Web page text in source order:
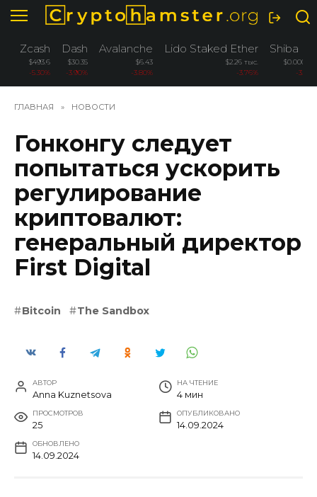
Перейти
содержанию
Zcash
$493.6
-5.30%
Dash
$30.35
-3.90%
Avalanche
$6.43
-3.80%
Lido Staked Ether
$2.26 тыс.
-3.76%
Shiba Inu
$0.000005
-3.60%
ГЛАВНАЯ » НОВОСТИ
Гонконгу следует
попытаться ускорить
регулирование
криптовалют:
генеральный директор
First Digital
Bitcoin The Sandbox
АВТОР
Anna Kuznetsova
НА ЧТЕНИЕ
4 мин
ПРОСМОТРОВ
25
ОПУБЛИКОВАНО
14.09.2024
ОБНОВЛЕНО
14.09.2024